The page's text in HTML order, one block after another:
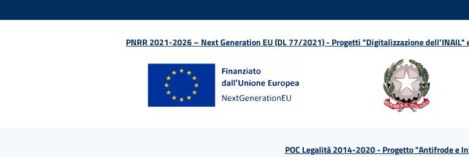
PNRR 2021-2026 – Next Generation EU (DL 77/2021) - Progetti "Digitalizzazione
POC Legalità 2014-2020 - Progetto "Antifrode e